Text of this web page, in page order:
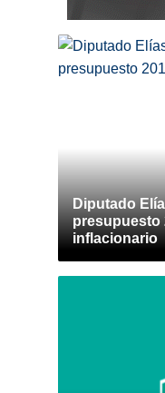
Diputado
presupuesto
inflacionario